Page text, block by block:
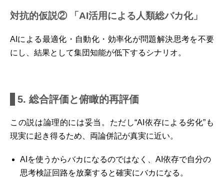
対抗的仮説② 「AI活用による人類総バカ化」
AIによる最適化・自動化・効率化が問題解決思考を不要
にし、結果として集団知能が低下するシナリオ。
5. 総合評価と俯瞰的再評価
この説は論理的には妥当。ただし“AI依存による劣化”も
現実に起き得るため、両論併記が真実に近い。
AIを使うからバカになるのではなく、AI依存で自分の
思考検証回路を放棄すると確実にバカになる。